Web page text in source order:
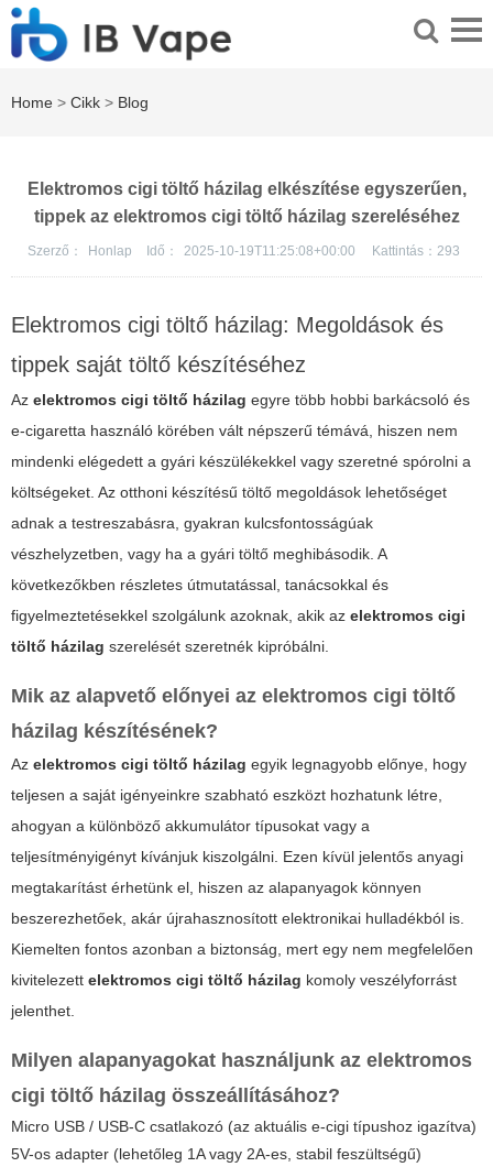
Home > Cikk > Blog
Elektromos cigi töltő házilag elkészítése egyszerűen,
tippek az elektromos cigi töltő házilag szereléséhez
Szerző： Honlap Idő： 2025-10-19T11:25:08+00:00 Kattintás： 293
Elektromos cigi töltő házilag: Megoldások és
tippek saját töltő készítéséhez
Az elektromos cigi töltő házilag egyre több hobbi barkácsoló és
e-cigaretta használó körében vált népszerű témává, hiszen nem
mindenki elégedett a gyári készülékekkel vagy szeretné spórolni a
költségeket. Az otthoni készítésű töltő megoldások lehetőséget
adnak a testreszabásra, gyakran kulcsfontosságúak
vészhelyzetben, vagy ha a gyári töltő meghibásodik. A
következőkben részletes útmutatással, tanácsokkal és
figyelmeztetésekkel szolgálunk azoknak, akik az elektromos cigi
töltő házilag szerelését szeretnék kipróbálni.
Mik az alapvető előnyei az elektromos cigi töltő
házilag készítésének?
Az elektromos cigi töltő házilag egyik legnagyobb előnye, hogy
teljesen a saját igényeinkre szabható eszközt hozhatunk létre,
ahogyan a különböző akkumulátor típusokat vagy a
teljesítményigényt kívánjuk kiszolgálni. Ezen kívül jelentős anyagi
megtakarítást érhetünk el, hiszen az alapanyagok könnyen
beszerezhetőek, akár újrahasznosított elektronikai hulladékból is.
Kiemelten fontos azonban a biztonság, mert egy nem megfelelően
kivitelezett elektromos cigi töltő házilag komoly veszélyforrást
jelenthet.
Milyen alapanyagokat használjunk az elektromos
cigi töltő házilag összeállításához?
Micro USB / USB-C csatlakozó (az aktuális e-cigi típushoz igazítva)
5V-os adapter (lehetőleg 1A vagy 2A-es, stabil feszültségű)